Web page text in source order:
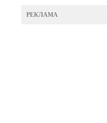
РЕКЛАМА